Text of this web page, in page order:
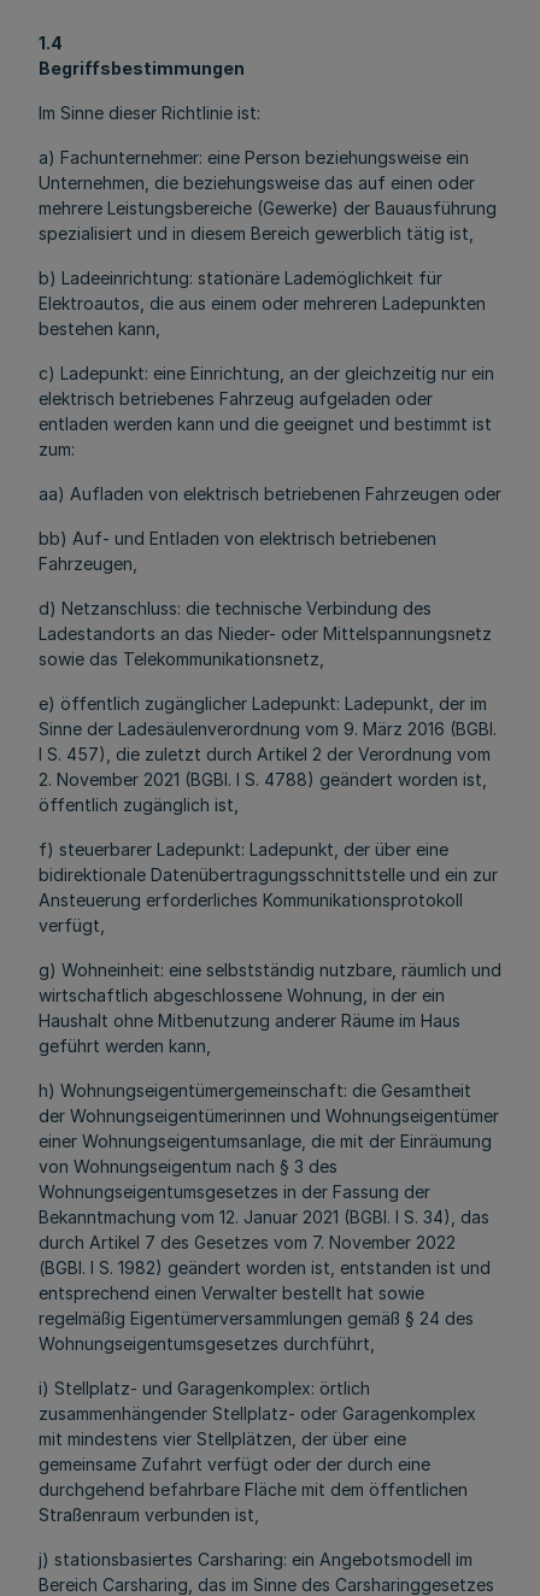
1.4
Begriffsbestimmungen
Im Sinne dieser Richtlinie ist:
a) Fachunternehmer: eine Person beziehungsweise ein
Unternehmen, die beziehungsweise das auf einen oder
mehrere Leistungsbereiche (Gewerke) der Bauausführung
spezialisiert und in diesem Bereich gewerblich tätig ist,
b) Ladeeinrichtung: stationäre Lademöglichkeit für
Elektroautos, die aus einem oder mehreren Ladepunkten
bestehen kann,
c) Ladepunkt: eine Einrichtung, an der gleichzeitig nur ein
elektrisch betriebenes Fahrzeug aufgeladen oder
entladen werden kann und die geeignet und bestimmt ist
zum:
aa) Aufladen von elektrisch betriebenen Fahrzeugen oder
bb) Auf- und Entladen von elektrisch betriebenen
Fahrzeugen,
d) Netzanschluss: die technische Verbindung des
Ladestandorts an das Nieder- oder Mittelspannungsnetz
sowie das Telekommunikationsnetz,
e) öffentlich zugänglicher Ladepunkt: Ladepunkt, der im
Sinne der Ladesäulenverordnung vom 9. März 2016 (BGBl.
I S. 457), die zuletzt durch Artikel 2 der Verordnung vom
2. November 2021 (BGBl. I S. 4788) geändert worden ist,
öffentlich zugänglich ist,
f) steuerbarer Ladepunkt: Ladepunkt, der über eine
bidirektionale Datenübertragungsschnittstelle und ein zur
Ansteuerung erforderliches Kommunikationsprotokoll
verfügt,
g) Wohneinheit: eine selbstständig nutzbare, räumlich und
wirtschaftlich abgeschlossene Wohnung, in der ein
Haushalt ohne Mitbenutzung anderer Räume im Haus
geführt werden kann,
h) Wohnungseigentümergemeinschaft: die Gesamtheit
der Wohnungseigentümerinnen und Wohnungseigentümer
einer Wohnungseigentumsanlage, die mit der Einräumung
von Wohnungseigentum nach § 3 des
Wohnungseigentumsgesetzes in der Fassung der
Bekanntmachung vom 12. Januar 2021 (BGBl. I S. 34), das
durch Artikel 7 des Gesetzes vom 7. November 2022
(BGBl. I S. 1982) geändert worden ist, entstanden ist und
entsprechend einen Verwalter bestellt hat sowie
regelmäßig Eigentümerversammlungen gemäß § 24 des
Wohnungseigentumsgesetzes durchführt,
i) Stellplatz- und Garagenkomplex: örtlich
zusammenhängender Stellplatz- oder Garagenkomplex
mit mindestens vier Stellplätzen, der über eine
gemeinsame Zufahrt verfügt oder der durch eine
durchgehend befahrbare Fläche mit dem öffentlichen
Straßenraum verbunden ist,
j) stationsbasiertes Carsharing: ein Angebotsmodell im
Bereich Carsharing, das im Sinne des Carsharinggesetzes